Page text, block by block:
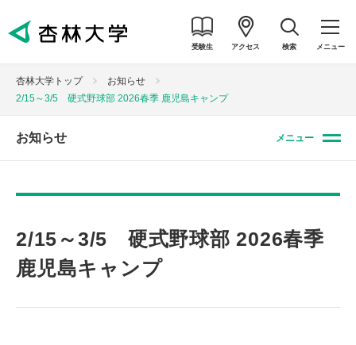
受験生 アクセス 検索 メニュー
杏林大学トップ
お知らせ
2/15～3/5 硬式野球部 2026春季 鹿児島キャンプ
お知らせ メニュー
2/15～3/5 硬式野球部 2026春季
鹿児島キャンプ